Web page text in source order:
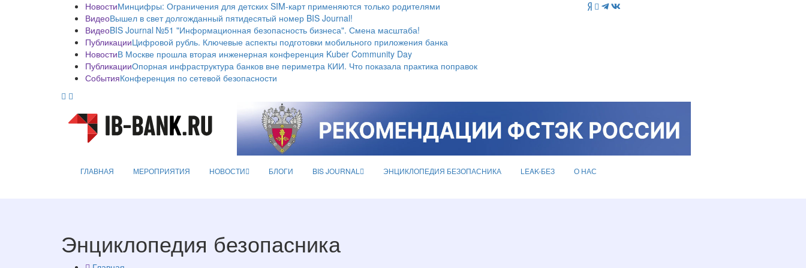
НовостиМинцифры: Ограничения для детских SIM-карт применяются только родителями
ВидеоВышел в свет долгожданный пятидесятый номер BIS Journal!
ВидеоBIS Journal №51 "Информационная безопасность бизнеса". Смена масштаба!
ПубликацииЦифровой рубль. Ключевые аспекты подготовки мобильного приложения банка
НовостиВ Москве прошла вторая инженерная конференция Kuber Community Day
ПубликацииОпорная инфраструктура банков вне периметра КИИ. Что показала практика поправок
СобытияКонференция по сетевой безопасности
ГЛАВНАЯ МЕРОПРИЯТИЯ НОВОСТИ БЛОГИ BIS JOURNAL ЭНЦИКЛОПЕДИЯ БЕЗОПАСНИКА LEAK-БЕЗ О НАС
Энциклопедия безопасника